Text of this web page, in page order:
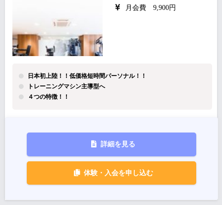
月会費 9,900円
日本初上陸！！低価格短時間パーソナル！！
トレーニングマシン主導型へ
４つの特徴！！
詳細を見る
体験・入会を申し込む